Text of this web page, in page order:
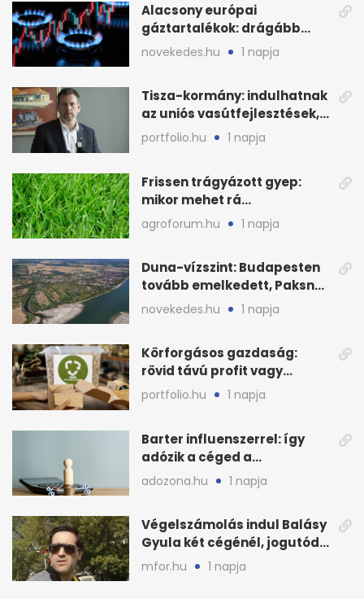
Alacsony európai
gáztartalékok: drágább
lehet a fűtési szezon
novekedes.hu 1 napja
Tisza-kormány: indulhatnak
az uniós vasútfejlesztések,
jön az NVVH-meghallgatás
portfolio.hu 1 napja
Frissen trágyázott gyep:
mikor mehet rá
biztonságosan gyerek és
kutya?
agroforum.hu 1 napja
Duna-vízszint: Budapesten
tovább emelkedett, Paksnál
keddre jöhet fordulat
novekedes.hu 1 napja
Körforgásos gazdaság:
rövid távú profit vagy
hosszú távú zöld célok?
portfolio.hu 1 napja
Barter influenszerrel: így
adózik a céged a
megállapodás után
adozona.hu 1 napja
Végelszámolás indul Balásy
Gyula két cégénél, jogutód
nélkül zárnak
mfor.hu 1 napja